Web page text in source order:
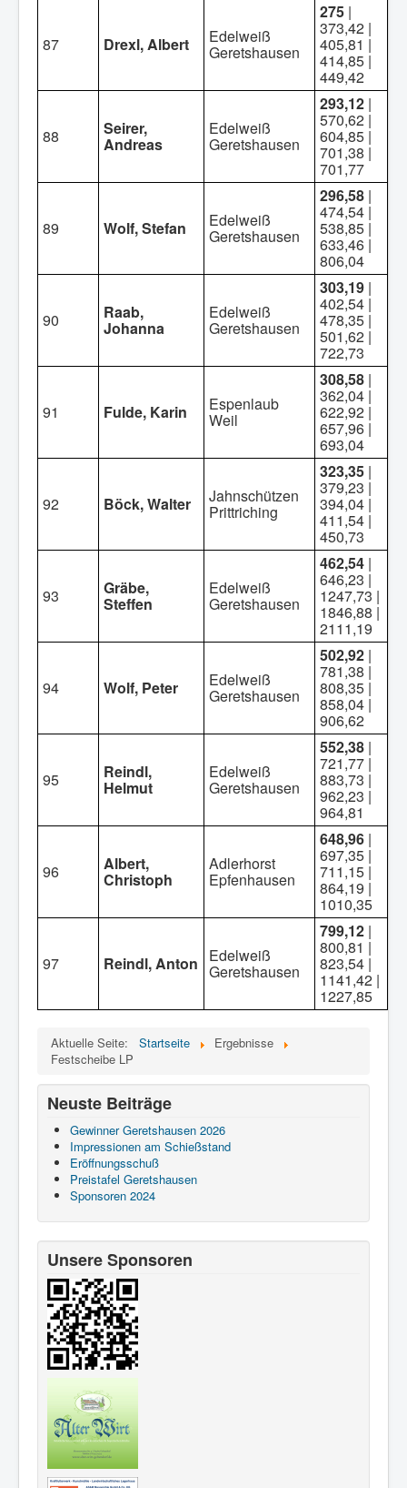
87 Drexl, Albert Edelweiß
Geretshausen
275 |
373,42 |
405,81 |
414,85 |
449,42
88 Seirer,
Andreas
Edelweiß
Geretshausen
293,12 |
570,62 |
604,85 |
701,38 |
701,77
89 Wolf, Stefan Edelweiß
Geretshausen
296,58 |
474,54 |
538,85 |
633,46 |
806,04
90 Raab,
Johanna
Edelweiß
Geretshausen
303,19 |
402,54 |
478,35 |
501,62 |
722,73
91 Fulde, Karin Espenlaub
Weil
308,58 |
362,04 |
622,92 |
657,96 |
693,04
92 Böck, Walter Jahnschützen
Prittriching
323,35 |
379,23 |
394,04 |
411,54 |
450,73
93 Gräbe,
Steffen
Edelweiß
Geretshausen
462,54 |
646,23 |
1247,73 |
1846,88 |
2111,19
94 Wolf, Peter Edelweiß
Geretshausen
502,92 |
781,38 |
808,35 |
858,04 |
906,62
95 Reindl,
Helmut
Edelweiß
Geretshausen
552,38 |
721,77 |
883,73 |
962,23 |
964,81
96 Albert,
Christoph
Adlerhorst
Epfenhausen
648,96 |
697,35 |
711,15 |
864,19 |
1010,35
97 Reindl, Anton Edelweiß
Geretshausen
799,12 |
800,81 |
823,54 |
1141,42 |
1227,85
Aktuelle Seite: Startseite
Ergebnisse
Festscheibe LP
Neuste Beiträge
Gewinner Geretshausen 2026
Impressionen am Schießstand
Eröffnungsschuß
Preistafel Geretshausen
Sponsoren 2024
Unsere Sponsoren